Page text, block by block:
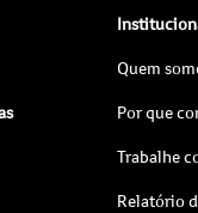
Quem
Por que
Trabalhe
Relatório